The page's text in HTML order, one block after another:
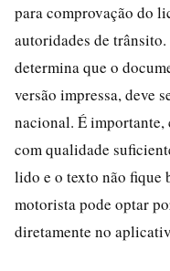
para comprovação do
autoridades de
determina que o
versão impressa, deve
nacional. É importante,
com qualidade
lido e o texto não fique
motorista pode optar
diretamente no